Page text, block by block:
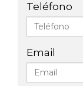
Teléfono
Email